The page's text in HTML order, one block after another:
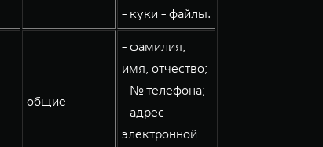
- куки - файлы.
общие
- фамилия,
имя, отчество;
- № телефона;
- адрес
электронной